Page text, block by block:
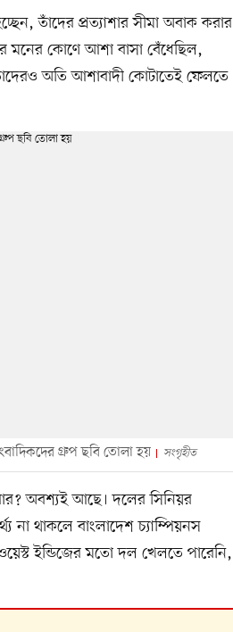
তাঁদের প্রত্যাশার সীমা অবাক করার
মনের কোণে আশা বাসা বেঁধেছিল,
অতি আশাবাদী কোটাতেই ফেলতে
গ্রুপ ছবি তোলা হয় সংগৃহীত
অবশ্যই আছে। দলের সিনিয়র
না থাকলে বাংলাদেশ চ্যাম্পিয়নস
ইন্ডিজের মতো দল খেলতে পারেনি,